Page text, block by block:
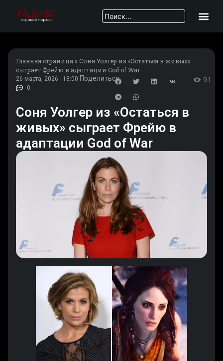
Главная страница » Соня Уолгер из «Остаться в живых»
сыграет Фрейю в адаптации God of War
26 марта, 2026
18:00
0
Поделиться 91
Соня Уолгер из «Остаться в
живых» сыграет Фрейю в
адаптации God of War